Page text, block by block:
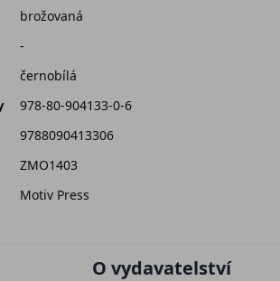
brožovaná
-
černobílá
978-80-904133-0-6
9788090413306
ZMO1403
Motiv Press
O vydavatelství